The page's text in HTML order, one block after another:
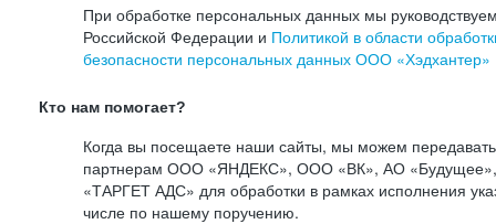
При обработке персональных данных мы
Российской Федерации и Политикой в области
безопасности персональных данных ООО «Хэдхантер»
Кто нам помогает?
Когда вы посещаете наши сайты, мы можем
партнерам ООО «ЯНДЕКС», ООО «ВК», АО
«ТАРГЕТ АДС» для обработки в рамках исполнения
числе по нашему поручению.